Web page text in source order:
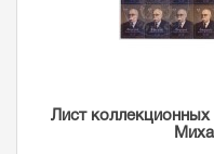
Лист